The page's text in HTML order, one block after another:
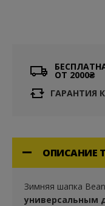
ОТ 2000₴
ГАРАНТИЯ
ОПИСАНИЕ
Зимняя шапка
универсальным